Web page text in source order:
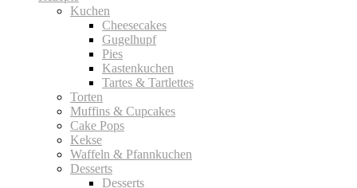
Kuchen
Cheesecakes
Gugelhupf
Pies
Kastenkuchen
Tartes & Tartlettes
Torten
Muffins & Cupcakes
Cake Pops
Kekse
Waffeln & Pfannkuchen
Desserts
Desserts